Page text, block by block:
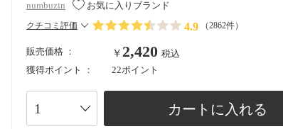
numbuzin お気に入りブランド
クチコミ評価 4.9 （2862件）
販売価格 ： ￥ 2,420 税込
獲得ポイント ：
22ポイント
カートに入れる